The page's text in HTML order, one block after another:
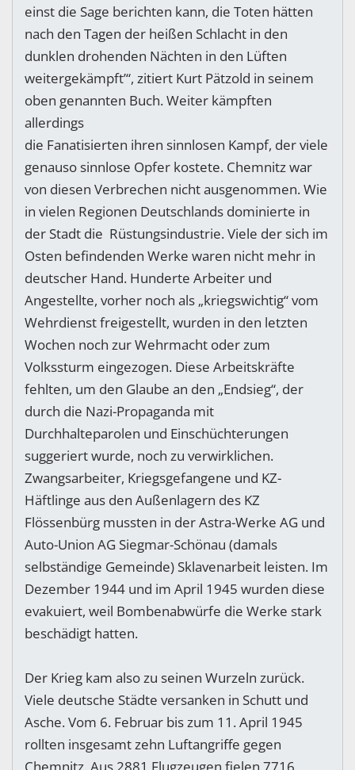
einst die Sage berichten kann, die Toten hätten
nach den Tagen der heißen Schlacht in den
dunklen drohenden Nächten in den Lüften
weitergekämpft’“, zitiert Kurt Pätzold in seinem
oben genannten Buch. Weiter kämpften
allerdings
die Fanatisierten ihren sinnlosen Kampf, der viele
genauso sinnlose Opfer kostete. Chemnitz war
von diesen Verbrechen nicht ausgenommen. Wie
in vielen Regionen Deutschlands dominierte in
der Stadt die Rüstungsindustrie. Viele der sich im
Osten befindenden Werke waren nicht mehr in
deutscher Hand. Hunderte Arbeiter und
Angestellte, vorher noch als „kriegswichtig“ vom
Wehrdienst freigestellt, wurden in den letzten
Wochen noch zur Wehrmacht oder zum
Volkssturm eingezogen. Diese Arbeitskräfte
fehlten, um den Glaube an den „Endsieg“, der
durch die Nazi-Propaganda mit
Durchhalteparolen und Einschüchterungen
suggeriert wurde, noch zu verwirklichen.
Zwangsarbeiter, Kriegsgefangene und KZ-
Häftlinge aus den Außenlagern des KZ
Flössenbürg mussten in der Astra-Werke AG und
Auto-Union AG Siegmar-Schönau (damals
selbständige Gemeinde) Sklavenarbeit leisten. Im
Dezember 1944 und im April 1945 wurden diese
evakuiert, weil Bombenabwürfe die Werke stark
beschädigt hatten.
Der Krieg kam also zu seinen Wurzeln zurück.
Viele deutsche Städte versanken in Schutt und
Asche. Vom 6. Februar bis zum 11. April 1945
rollten insgesamt zehn Luftangriffe gegen
Chemnitz. Aus 2881 Flugzeugen fielen 7716